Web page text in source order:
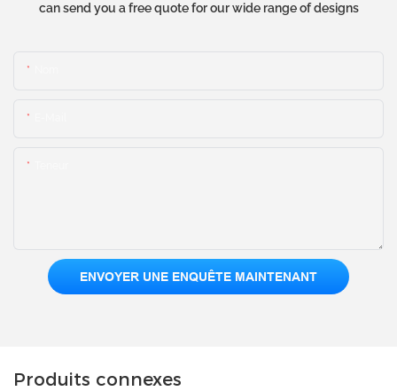
can send you a free quote for our wide range of designs
ENVOYER UNE ENQUÊTE MAINTENANT
Produits connexes